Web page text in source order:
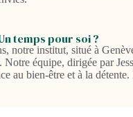
temps pour soi ?
notre institut, situé à
Notre équipe, dirigée par
au bien-être et à la